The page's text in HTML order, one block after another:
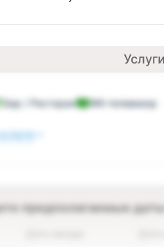
Бар / Ресторан ЖК-телевизор
предполагаемые